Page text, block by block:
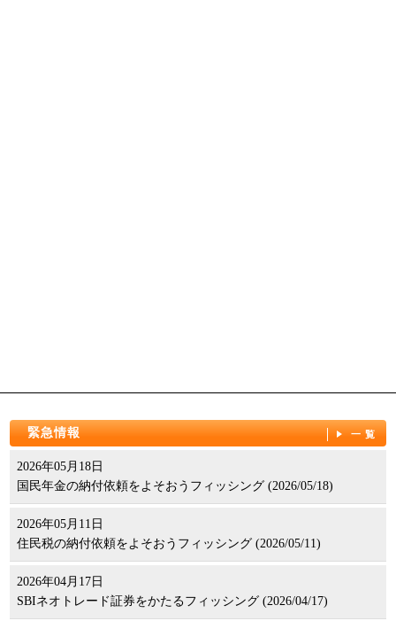
緊急情報 一覧
2026年05月18日
国民年金の納付依頼をよそおうフィッシング (2026/05/18)
2026年05月11日
住民税の納付依頼をよそおうフィッシング (2026/05/11)
2026年04月17日
SBIネオトレード証券をかたるフィッシング (2026/04/17)